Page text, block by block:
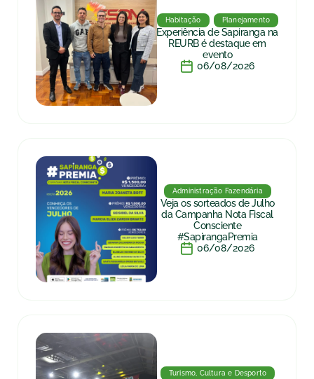
Habitação Planejamento
Experiência de Sapiranga na
REURB é destaque em
evento
06/08/2026
Administração Fazendária
Veja os sorteados de Julho
da Campanha Nota Fiscal
Consciente
#SapirangaPremia
06/08/2026
Turismo, Cultura e Desporto